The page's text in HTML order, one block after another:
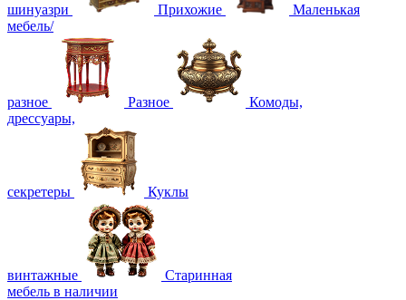
шинуазри Прихожие
Маленькая
мебель/
разное Разное
Комоды,
дрессуары,
секретеры Куклы
винтажные
Старинная
мебель в наличии